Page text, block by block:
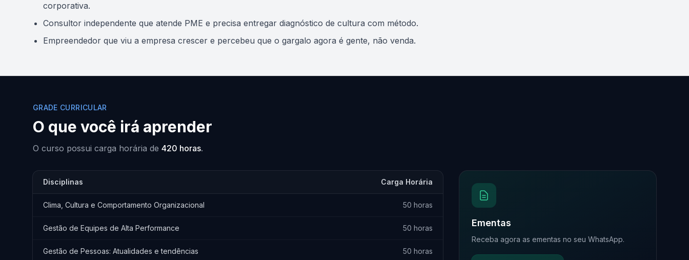
corporativa.
Consultor independente que atende PME e precisa entregar diagnóstico de cultura com método.
Empreendedor que viu a empresa crescer e percebeu que o gargalo agora é gente, não venda.
GRADE CURRICULAR
O que você irá aprender
O curso possui carga horária de 420 horas.
Disciplinas Carga Horária
Clima, Cultura e Comportamento Organizacional 50 horas
Gestão de Equipes de Alta Performance 50 horas
Gestão de Pessoas: Atualidades e tendências 50 horas
Ementas
Receba agora as ementas no seu WhatsApp.